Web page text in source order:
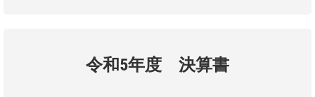
令和5年度 決算書